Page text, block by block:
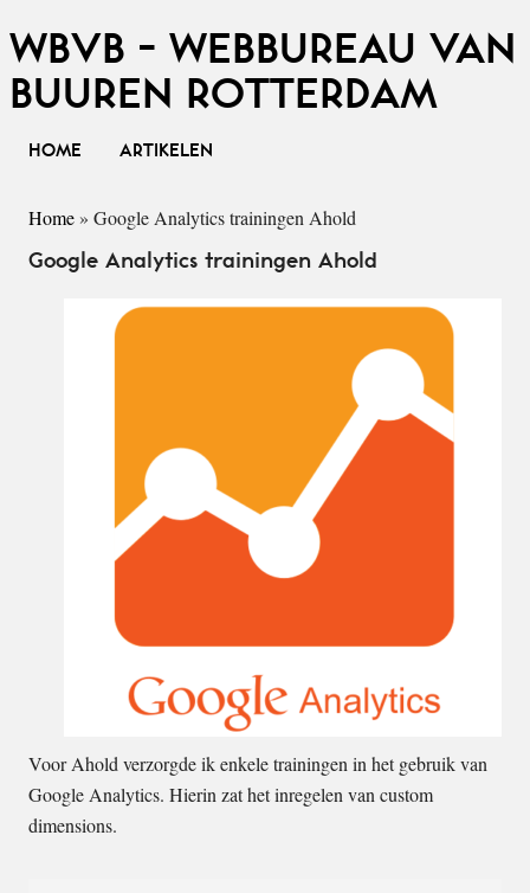
WBVB - WEBBUREAU VAN
BUUREN ROTTERDAM
HOME ARTIKELEN
Home » Google Analytics trainingen Ahold
Google Analytics trainingen Ahold
Voor Ahold verzorgde ik enkele trainingen in het gebruik van
Google Analytics. Hierin zat het inregelen van custom
dimensions.